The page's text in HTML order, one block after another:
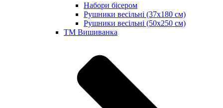
Набори бісером
Рушники весільні (37х180 см)
Рушники весільні (50х250 см)
ТМ Вишиванка